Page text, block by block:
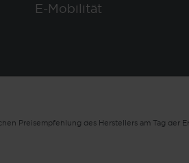
E-Mobilität
Preisempfehlung des Herstellers am Tag der